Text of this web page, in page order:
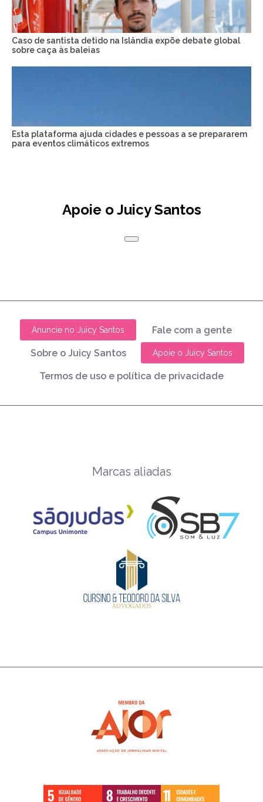
Caso de santista detido na Islândia expõe debate global
sobre caça às baleias
Esta plataforma ajuda cidades e pessoas a se prepararem
para eventos climáticos extremos
Apoie o Juicy Santos
Anuncie no Juicy Santos Fale com a gente
Sobre o Juicy Santos Apoie o Juicy Santos
Termos de uso e política de privacidade
Marcas aliadas